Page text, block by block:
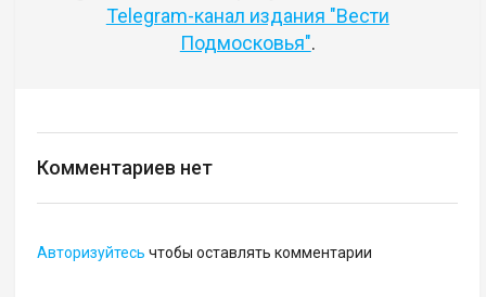
Telegram-канал издания "Вести
Подмосковья".
Комментариев нет
Авторизуйтесь чтобы оставлять комментарии